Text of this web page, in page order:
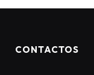
CONTACTOS